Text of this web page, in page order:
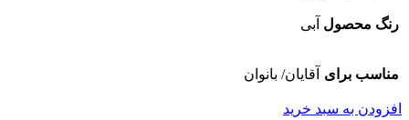
رنگ محصول آبی
مناسب برای آقایان/ بانوان
افزودن به سبد خرید